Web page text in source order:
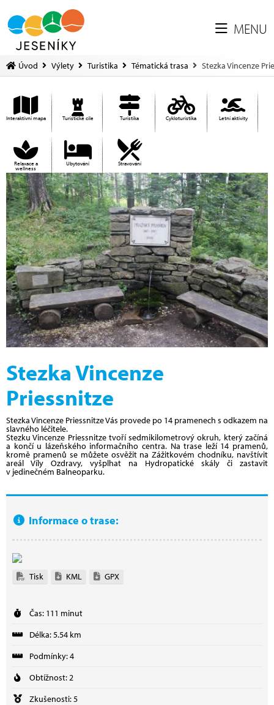
MENU
Úvod Výlety Turistika Tématická trasa Stezka Vincenze
Interaktivní mapa Turistické cíle Turistika Cykloturistika Letní aktivity
Relaxace a
wellness
Ubytování Stravování
Stezka Vincenze
Priessnitze
Stezka Vincenze Priessnitze Vás provede po 14 pramenech s odkazem na
slavného léčitele.
Stezku Vincenze Priessnitze tvoří sedmikilometrový okruh, který začíná
a končí u lázeňského informačního centra. Na trase leží 14 pramenů,
kromě pramenů se můžete osvěžit na Zážitkovém chodníku, navštívit
areál Víly Ozdravy, vyšplhat na Hydropatické skály či zastavit
v jedinečném Balneoparku.
Informace o trase:
Tisk KML GPX
Čas: 111 minut
Délka: 5.54 km
Podmínky: 4
Obtížnost: 2
Zkušenosti: 5